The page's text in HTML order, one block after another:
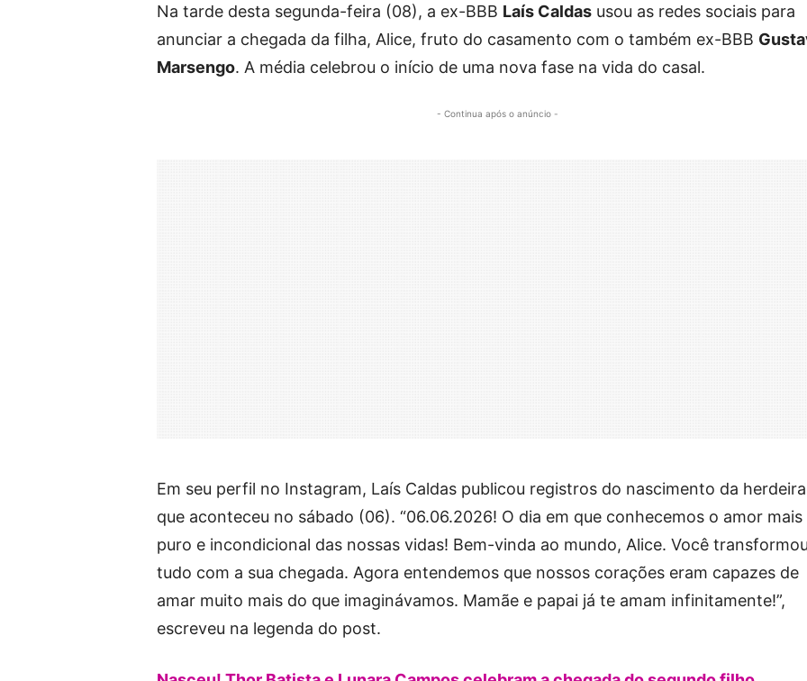
Na tarde desta segunda-feira (08), a ex-BBB Laís Caldas usou as redes sociais para
anunciar a chegada da filha, Alice, fruto do casamento com o também ex-BBB
Marsengo. A média celebrou o início de uma nova fase na vida do casal.
- Continua após o anúncio -
Em seu perfil no Instagram, Laís Caldas publicou registros do nascimento da
que aconteceu no sábado (06). “06.06.2026! O dia em que conhecemos o amor mais
puro e incondicional das nossas vidas! Bem-vinda ao mundo, Alice. Você
tudo com a sua chegada. Agora entendemos que nossos corações eram capazes de
amar muito mais do que imaginávamos. Mamãe e papai já te amam infinitamente!”,
escreveu na legenda do post.